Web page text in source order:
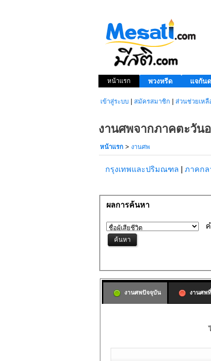
หน้าแรก พวงหรีด แจกัน
เข้าสู่ระบบ สมัครสมาชิก ส่วนช่วยเหลื
งานศพจากภาคตะวัน
หน้าแรก > งานศพ
กรุงเทพและปริมณฑล ภาคกล
ผลการค้นหา
ค
งานศพปัจจุบัน งานศพ